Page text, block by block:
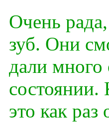
Очень
зуб. Они
дали много
состоянии.
это как